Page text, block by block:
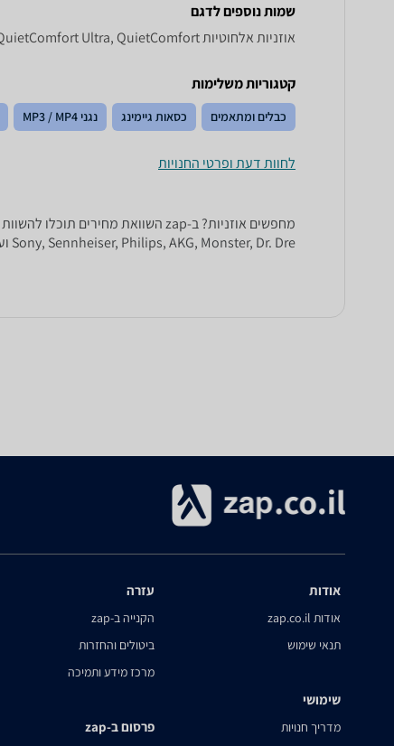
שמות נוספים לדגם
אוזניות ‏אלחוטיות Bose QuietComfort Ultra, QuietComfort אולטרה Bose , Bose QuietComfort אולטרה
קטגוריות משלימות
כבלים ומתאמים כסאות גיימינג נגני MP3 / MP4
לחוות דעת ופרטי החנויות
Sony, Sennheiser, Philips, AKG, Monster, Dr. Dre ועוד.
אודות
אודות zap.co.il
תנאי שימוש
שימושי
מדריך חנויות
עזרה
הקנייה ב-zap
ביטולים והחזרות
מרכז מידע ותמיכה
פרסום ב-zap